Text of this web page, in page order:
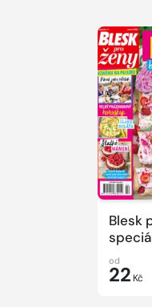
Blesk
č.2/
od
22 Kč